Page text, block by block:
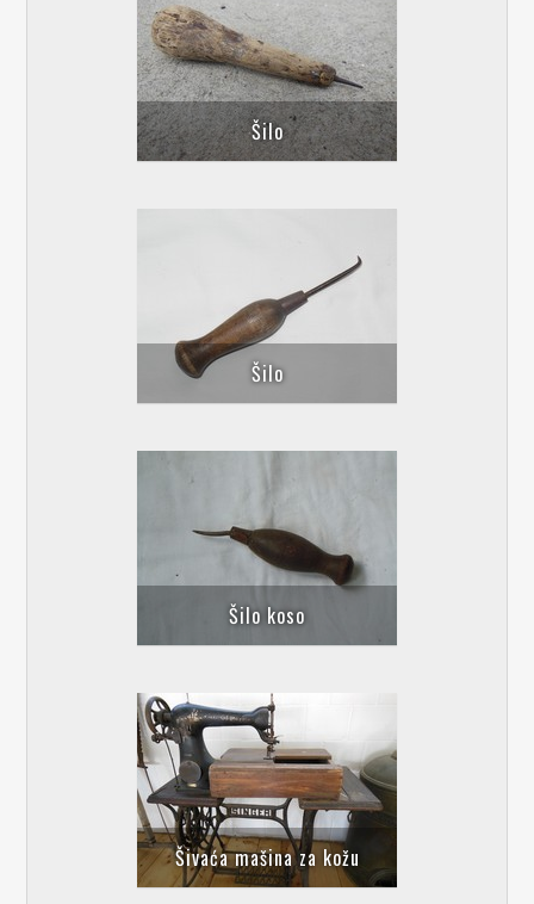
Šilo
Šilo
Šilo koso
Šivaća mašina za kožu